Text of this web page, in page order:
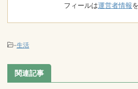
フィールは運営者情報
-生活
関連記事